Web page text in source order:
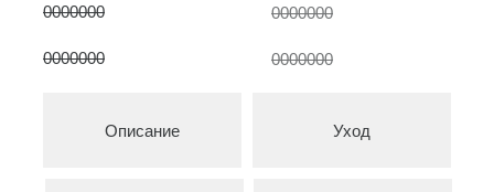
0000000
0000000
0000000
0000000
Уход
Описание